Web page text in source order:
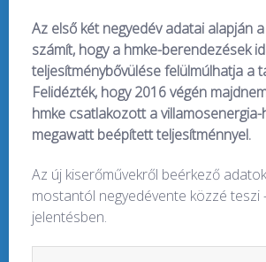
Az első két negyedév adatai alapján
számít, hogy a hmke-berendezések
teljesítménybővülése felülmúlhatja a
Felidézték, hogy 2016 végén
hmke csatlakozott a
megawatt beépített teljesítménnyel.
Az új kiserőművekről beérkező
mostantól negyedévente közzé teszi
jelentésben.